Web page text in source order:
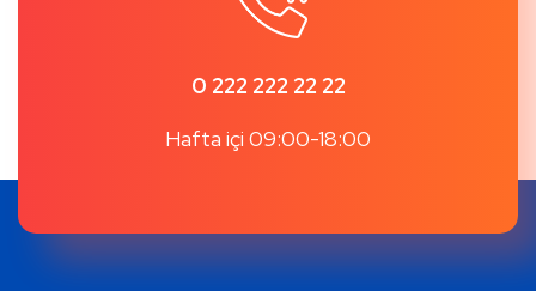
0 222 222 22 22
Hafta içi 09:00-18:00